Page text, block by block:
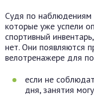
Судя по наблюдениям
которые уже успели
спортивный
нет. Они появляются
велотренажере для
если не
дня, занятия